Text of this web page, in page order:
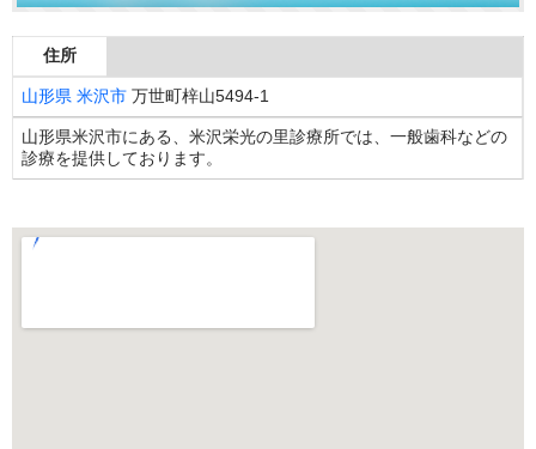
住所
山形県 米沢市 万世町梓山5494-1
山形県米沢市にある、米沢栄光の里診療所では、一般歯科などの
診療を提供しております。